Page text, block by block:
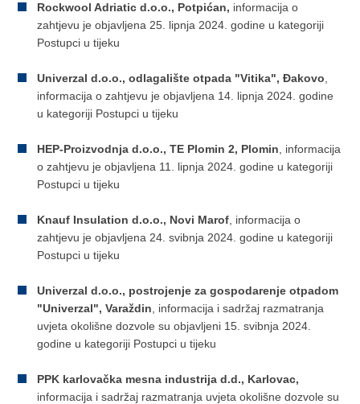
Rockwool Adriatic d.o.o., Potpićan, informacija o
zahtjevu je objavljena 25. lipnja 2024. godine u kategoriji
Postupci u tijeku
Univerzal d.o.o., odlagalište otpada "Vitika", Đakovo
informacija o zahtjevu je objavljena 14. lipnja 2024. godine
u kategoriji Postupci u tijeku
HEP-Proizvodnja d.o.o., TE Plomin 2, Plomin , informacija
o zahtjevu je objavljena 11. lipnja 2024. godine u kategoriji
Postupci u tijeku
Knauf Insulation d.o.o., Novi Marof , informacija o
zahtjevu je objavljena 24. svibnja 2024. godine u kategoriji
Postupci u tijeku
Univerzal d.o.o., postrojenje za gospodarenje otpadom
"Univerzal", Varaždin , informacija i sadržaj razmatranja
uvjeta okolišne dozvole su objavljeni 15. svibnja 2024.
godine u kategoriji Postupci u tijeku
PPK karlovačka mesna industrija d.d., Karlovac,
informacija i sadržaj razmatranja uvjeta okolišne dozvole su